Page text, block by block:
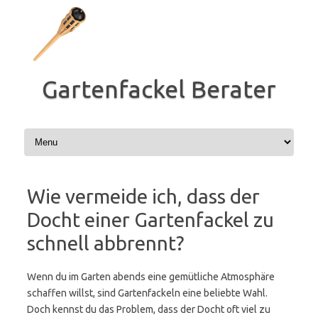
Gartenfackel Berater
Wie vermeide ich, dass der
Docht einer Gartenfackel zu
schnell abbrennt?
Wenn du im Garten abends eine gemütliche Atmosphäre
schaffen willst, sind Gartenfackeln eine beliebte Wahl.
Doch kennst du das Problem, dass der Docht oft viel zu